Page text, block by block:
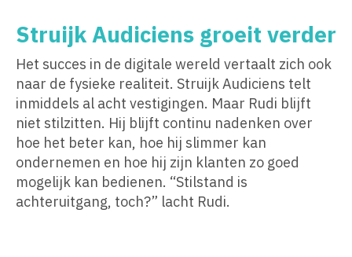
Struijk Audiciens groeit verder
Het succes in de digitale wereld vertaalt zich ook
naar de fysieke realiteit. Struijk Audiciens telt
inmiddels al acht vestigingen. Maar Rudi blijft
niet stilzitten. Hij blijft continu nadenken over
hoe het beter kan, hoe hij slimmer kan
ondernemen en hoe hij zijn klanten zo goed
mogelijk kan bedienen. “Stilstand is
achteruitgang, toch?” lacht Rudi.